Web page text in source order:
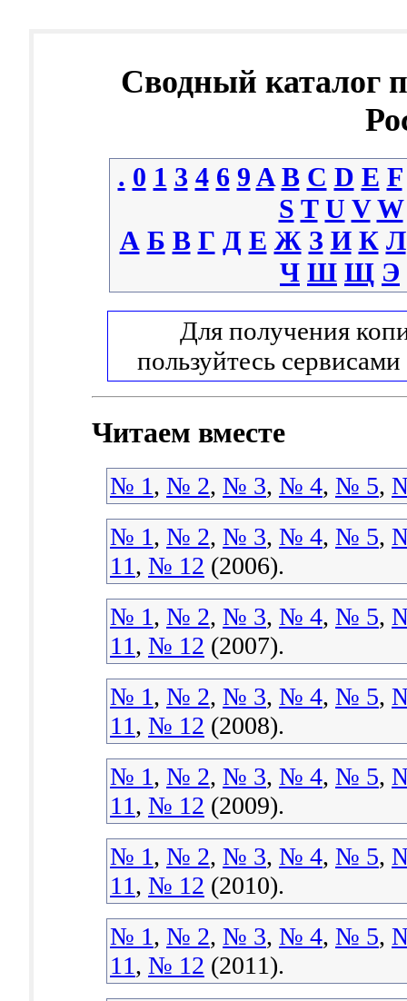
Сводный каталог
. 0 1 3 4 6 9 A B C D E F
S T U V W
А Б В Г Д Е Ж З И К Л
Ч Ш Щ Э
Для получения
пользуйтесь сервисами
Читаем вместе
№ 1, № 2, № 3, № 4, № 5,
№ 1, № 2, № 3, № 4, № 5,
11, № 12 (2006).
№ 1, № 2, № 3, № 4, № 5,
11, № 12 (2007).
№ 1, № 2, № 3, № 4, № 5,
11, № 12 (2008).
№ 1, № 2, № 3, № 4, № 5,
11, № 12 (2009).
№ 1, № 2, № 3, № 4, № 5,
11, № 12 (2010).
№ 1, № 2, № 3, № 4, № 5,
11, № 12 (2011).